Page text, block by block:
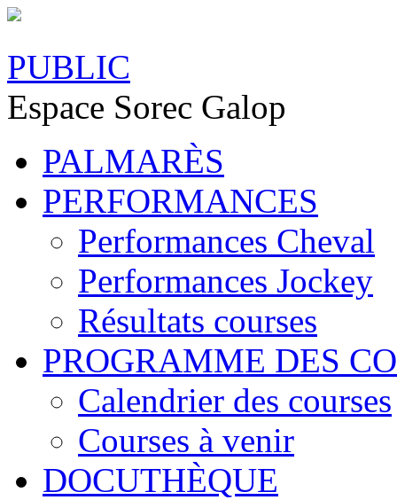
PUBLIC
Espace Sorec Galop
PALMARÈS
PERFORMANCES
Performances Cheval
Performances Jockey
Résultats courses
PROGRAMME DES
Calendrier des courses
Courses à venir
DOCUTHÈQUE